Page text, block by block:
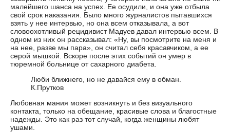
малейшего шанса на успех. Ее осудили, и она уже отбыла
свой срок наказания. Было много журналистов пытавшихся
взять у нее интервью, но она всем отказывала, а вот
словоохотливый рецидивист Мадуев давал интервью всем. В
одном из них он рассказывал: «Ну, вы посмотрите на меня и
на нее, разве мы пара», он считал себя красавчиком, а ее
серой мышкой. Вскоре после этих событий он умер в
тюремной больнице от сахарного диабета.
Люби ближнего, но не давайся ему в обман.
К.Прутков
Любовная мания может возникнуть и без визуального
контакта, только на обещание, красивые слова и благостные
надежды. Это как раз тот случай, когда женщины любят
ушами.